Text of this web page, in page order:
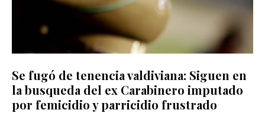
Se fugó de tenencia valdiviana: Siguen en
la busqueda del ex Carabinero imputado
por femicidio y parricidio frustrado